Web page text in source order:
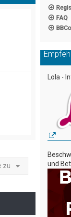
zu
FAQ
Lola -
und